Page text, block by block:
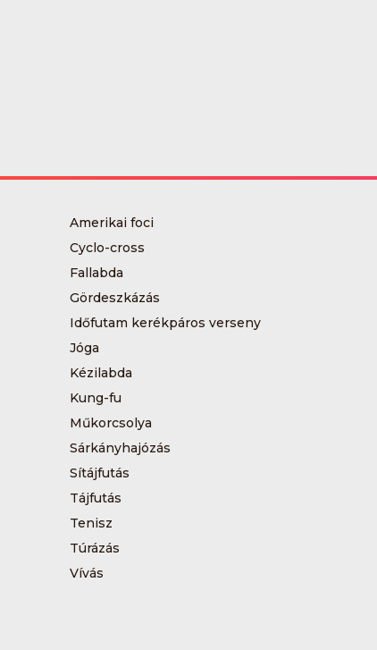
Amerikai foci
Cyclo-cross
Fallabda
Gördeszkázás
Időfutam kerékpáros verseny
Jóga
Kézilabda
Kung-fu
Műkorcsolya
Sárkányhajózás
Sítájfutás
Tájfutás
Tenisz
Túrázás
Vívás